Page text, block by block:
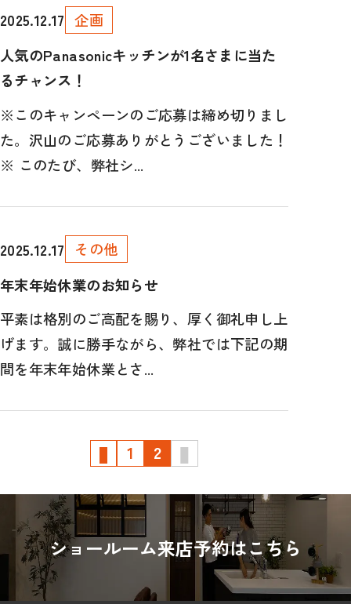
2025.12.17 企画
人気のPanasonicキッチンが1名さまに当た
るチャンス！
※このキャンペーンのご応募は締め切りまし
た。沢山のご応募ありがとうございました！
※ このたび、弊社シ...
2025.12.17
その他
年末年始休業のお知らせ
平素は格別のご高配を賜り、厚く御礼申し上
げます。誠に勝手ながら、弊社では下記の期
間を年末年始休業とさ...
1 2
ショールーム来店予約はこちら